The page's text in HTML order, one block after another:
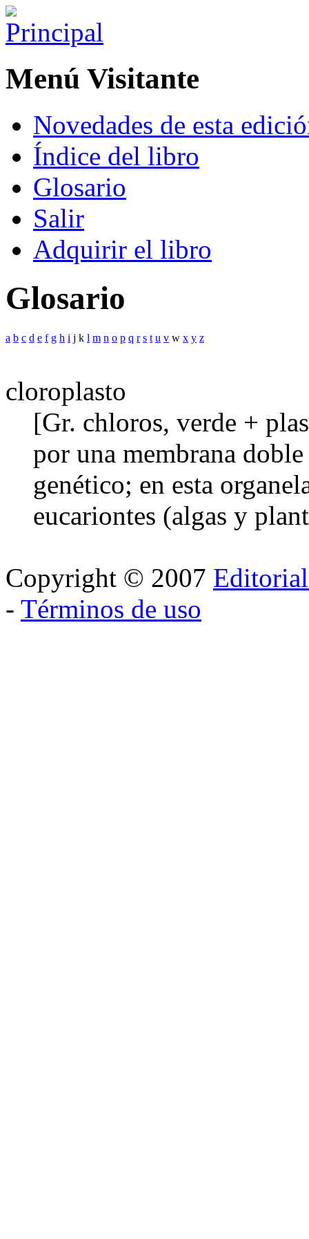
Menú Visitante
Novedades de esta
Índice del libro
Glosario
Salir
Adquirir el libro
Glosario
a b c d e f g h i j k l m n o p q r s t u v w x y z
cloroplasto
[Gr. chloros, verde +
por una membrana
genético; en esta
eucariontes (algas y
Copyright © 2007
- Términos de uso